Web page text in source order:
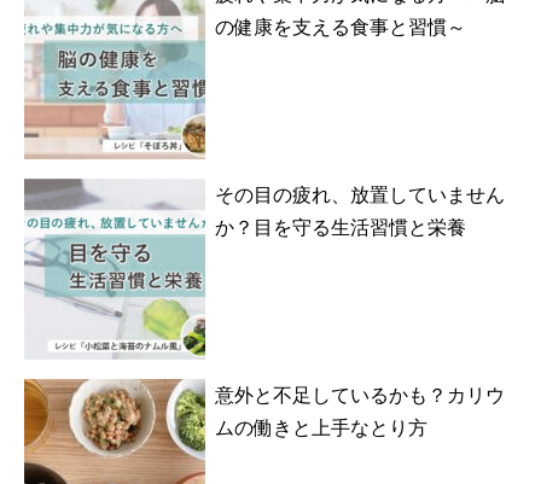
の健康を支える食事と習慣～
その目の疲れ、放置していません
か？目を守る生活習慣と栄養
意外と不足しているかも？カリウ
ムの働きと上手なとり方